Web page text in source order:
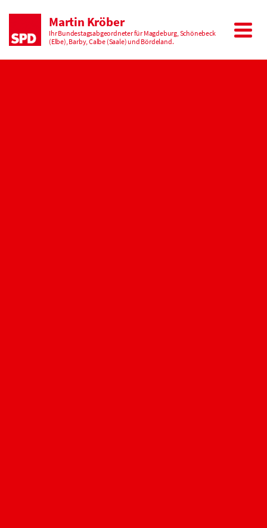
Martin Kröber
Ihr Bundestagsabgeordneter für Magdeburg, Schönebeck
(Elbe), Barby, Calbe (Saale) und Bördeland.